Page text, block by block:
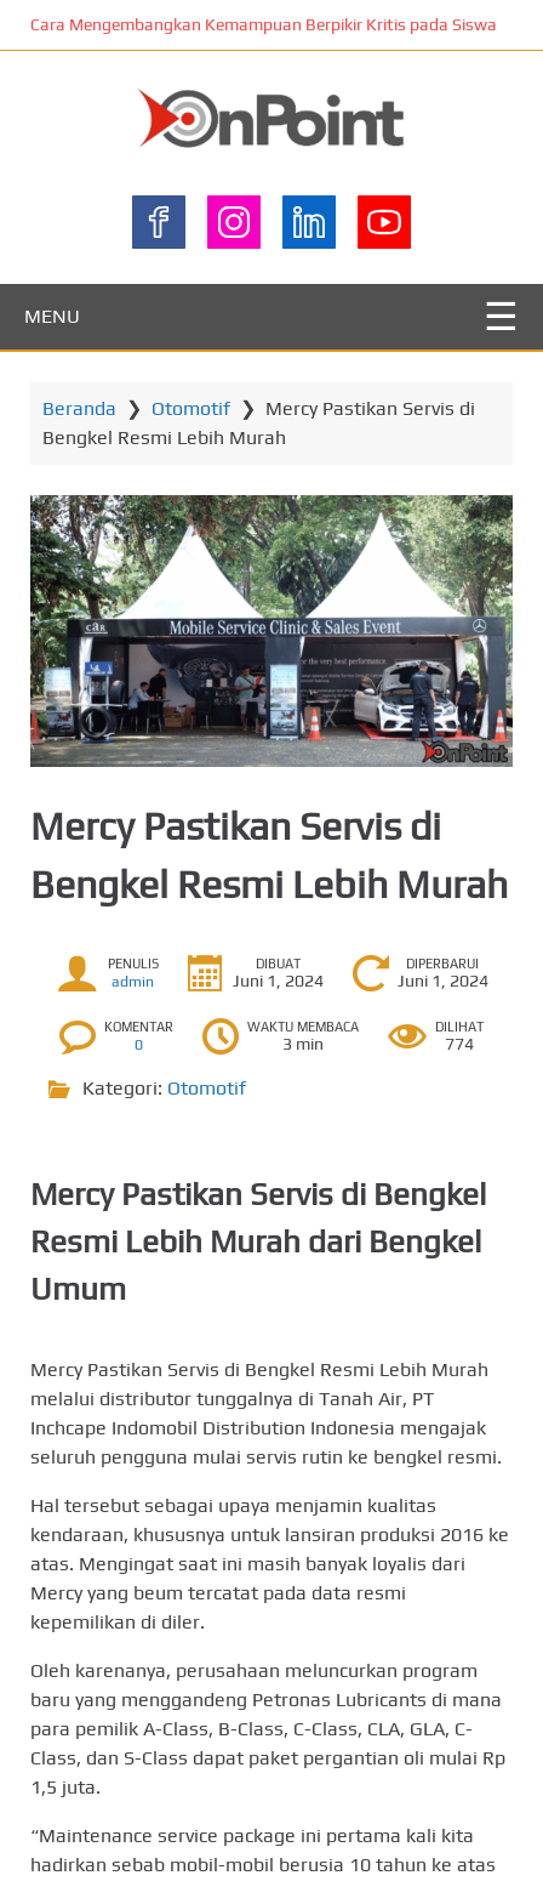
Cara Mengembangkan Kemampuan Berpikir Kritis pada Siswa
ONPOINT
MENU
Beranda ❯ Otomotif ❯ Mercy Pastikan Servis di
Bengkel Resmi Lebih Murah
Mercy Pastikan Servis di
Bengkel Resmi Lebih Murah
PENULIS
admin
DIBUAT
Juni 1, 2024
DIPERBARUI
Juni 1, 2024
KOMENTAR
0
WAKTU MEMBACA
3 min
DILIHAT
774
Kategori: Otomotif
Mercy Pastikan Servis di Bengkel
Resmi Lebih Murah dari Bengkel
Umum
Mercy Pastikan Servis di Bengkel Resmi Lebih Murah
melalui distributor tunggalnya di Tanah Air, PT
Inchcape Indomobil Distribution Indonesia mengajak
seluruh pengguna mulai servis rutin ke bengkel resmi.
Hal tersebut sebagai upaya menjamin kualitas
kendaraan, khususnya untuk lansiran produksi 2016 ke
atas. Mengingat saat ini masih banyak loyalis dari
Mercy yang beum tercatat pada data resmi
kepemilikan di diler.
Oleh karenanya, perusahaan meluncurkan program
baru yang menggandeng Petronas Lubricants di mana
para pemilik A-Class, B-Class, C-Class, CLA, GLA, C-
Class, dan S-Class dapat paket pergantian oli mulai Rp
1,5 juta.
“Maintenance service package ini pertama kali kita
hadirkan sebab mobil-mobil berusia 10 tahun ke atas